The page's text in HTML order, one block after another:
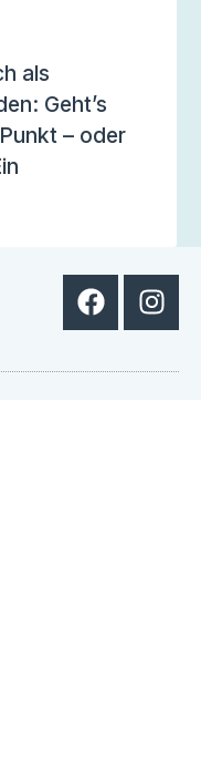
als
Geht’s
– oder